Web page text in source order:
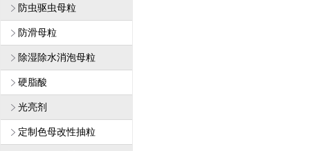
防虫驱虫母粒
防滑母粒
除湿除水消泡母粒
硬脂酸
光亮剂
定制色母改性抽粒